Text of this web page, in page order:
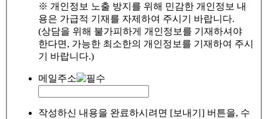
※ 개인정보 노출 방지를 위해 민감한 개인정보 내
용은 가급적 기재를 자제하여 주시기 바랍니다.
(상담을 위해 불가피하게 개인정보를 기재하셔야
한다면, 가능한 최소한의 개인정보를 기재하여 주시
기 바랍니다.)
메일주소
작성하신 내용을 완료하시려면 [보내기] 버튼을, 수